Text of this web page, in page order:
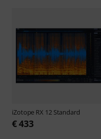
iZotope RX 12 Standard
€ 433